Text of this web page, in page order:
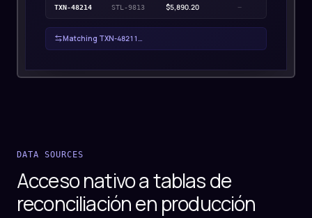
TXN-48214 STL-9813 $5,890.20 —
Matching TXN-48212…
DATA SOURCES
Acceso nativo a tablas de
reconciliación en producción